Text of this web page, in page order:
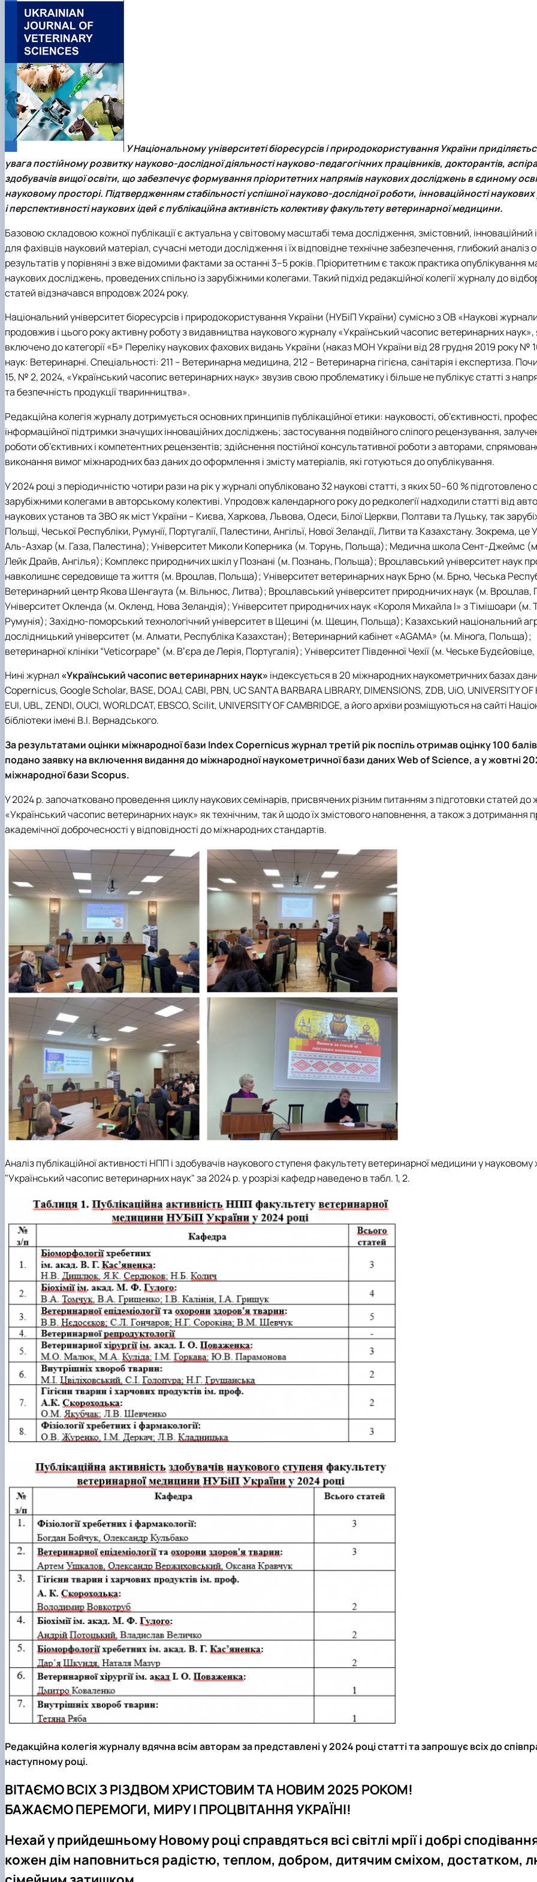
Curriculum and Methodology Committee
Employers' Council
Educational-Scientific-Production Clinical Center "Vetmedservice"
Leadership & Staff
Our Alumni
Contact Information
They were awarded the distinction "For Merit to the Faculty of Veterinary Medic…
Trust Box
Elective Courses in Veterinary Medicine
Public Lectures
Portfolio of Higher Education Students
Information for Students
Professional Practice
Department of Physiology of Vertebrates and Pharmacology
У Національному університеті біоресурсів і природокористування України
увага постійному розвитку науково-дослідної діяльності науково-педагогічних працівників, докторантів,
здобувачів вищої освіти, що забезпечує формування пріоритетних напрямів наукових досліджень в єдиному
науковому просторі. Підтвердженням стабільності успішної науково-дослідної роботи, інноваційності наукових
і перспективності наукових ідей є публікаційна активність колективу факультету ветеринарної медицини.
Базовою складовою кожної публікації є актуальна у світовому масштабі тема дослідження, змістовний, інноваційний
для фахівців науковий матеріал, сучасні методи дослідження і їх відповідне технічне забезпечення, глибокий аналіз
результатів у порівняні з вже відомими фактами за останні 3–5 років. Пріоритетним є також практика опублікування
наукових досліджень, проведених спільно із зарубіжними колегами. Такий підхід редакційної колегії журналу до
статей відзначався впродовж 2024 року.
Національний університет біоресурсів і природокористування України (НУБіП України) сумісно з ОВ «Наукові
продовжив і цього року активну роботу з видавництва наукового журналу «Український часопис ветеринарних наук»,
включено до категорії «Б» Переліку наукових фахових видань України (наказ МОН України від 28 грудня 2019 року №
наук: Ветеринарні. Спеціальності: 211 – Ветеринарна медицина, 212 – Ветеринарна гігієна, санітарія і експертиза.
15, № 2, 2024, «Український часопис ветеринарних наук» звузив свою проблематику і більше не публікує статті з
та безпечність продукції тваринництва».
Редакційна колегія журналу дотримується основних принципів публікаційної етики: науковості, об’єктивності,
інформаційної підтримки значущих інноваційних досліджень; застосування подвійного сліпого рецензування,
роботи об’єктивних і компетентних рецензентів; здійснення постійної консультативної роботи з авторами,
виконання вимог міжнародних баз даних до оформлення і змісту матеріалів, які готуються до опублікування.
У 2024 році з періодичністю чотири рази на рік у журналі опубліковано 32 наукові статті, з яких 50–60 % підготовлено
зарубіжними колегами в авторському колективі. Упродовж календарного року до редколегії надходили статті від
наукових установ та ЗВО як міст України – Києва, Харкова, Львова, Одеси, Білої Церкви, Полтави та Луцьку, так
Польщі, Чеської Республіки, Румунії, Португалії, Палестини, Ангільї, Нової Зеландії, Литви та Казахстану. Зокрема, це
Аль-Азхар (м. Газа, Палестина); Університет Миколи Коперника (м. Торунь, Польща); Медична школа Сент-Джеймс
Лейк Драйв, Ангілья); Комплекс природничих шкіл у Познані (м. Познань, Польща); Вроцлавський університет наук
навколишнє середовище та життя (м. Вроцлав, Польща); Університет ветеринарних наук Брно (м. Брно, Чеська
Ветеринарний центр Якова Шенгаута (м. Вільнюс, Литва); Вроцлавський університет природничих наук (м.
Університет Окленда (м. Окленд, Нова Зеландія); Університет природничих наук «Короля Михайла I» з Тімішоари (м.
Румунія); Західно-поморський технологічний університет в Щецині (м. Щецин, Польща); Казахський національний
дослідницький університет (м. Алмати, Республіка Казахстан); Ветеринарний кабінет «AGAMA» (м. Міноґа, Польща);
ветеринарної клініки “Veticorpape” (м. Вʼєра де Лерія, Португалія); Університет Південної Чехії (м. Чеське Будєйовіце,
Нині журнал «Український часопис ветеринарних наук» індексується в 20 міжнародних наукометричних базах
Copernicus, Google Scholar, BASE, DOAJ, CABI, PBN, UC SANTA BARBARA LIBRARY, DIMENSIONS, ZDB, UiO, UNIVERSITY OF
EUI, UBL, ZENDI, OUCI, WORLDCAT, EBSCO, Scilit, UNIVERSITY OF CAMBRIDGE, а його архіви розміщуються на сайті
бібліотеки імені В.І. Вернадського.
За результатами оцінки міжнародної бази Index Copernicus журнал третій рік поспіль отримав оцінку 100
подано заявку на включення видання до міжнародної наукометричної бази даних Web of Science, а у жовтні
міжнародної бази Scopus.
У 2024 р. започатковано проведення циклу наукових семінарів, присвячених різним питанням з підготовки статей до
«Український часопис ветеринарних наук» як технічним, так й щодо їх змістового наповнення, а також з дотримання
академічної доброчесності у відповідності до міжнародних стандартів.
Аналіз публікаційної активності НПП і здобувачів наукового ступеня факультету ветеринарної медицини у науковому
"Український часопис ветеринарних наук" за 2024 р. у розрізі кафедр наведено в табл. 1, 2.
Редакційна колегія журналу вдячна всім авторам за представлені у 2024 році статті та запрошує всіх до
наступному році.
ВІТАЄМО ВСІХ З РІЗДВОМ ХРИСТОВИМ ТА НОВИМ 2025 РОКОМ!
БАЖАЄМО ПЕРЕМОГИ, МИРУ І ПРОЦВІТАННЯ УКРАЇНІ!
Нехай у прийдешньому Новому році справдяться всі світлі мрії і добрі
кожен дім наповниться радістю, теплом, добром, дитячим сміхом, достатком,